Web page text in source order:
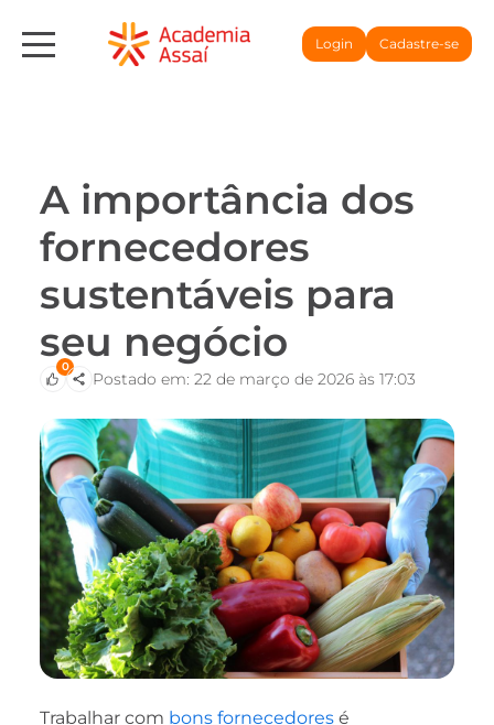
Login Cadastre-se
A importância dos
fornecedores
sustentáveis para
seu negócio
0
Postado em: 22 de março de 2026 às 17:03
Trabalhar com bons fornecedores é